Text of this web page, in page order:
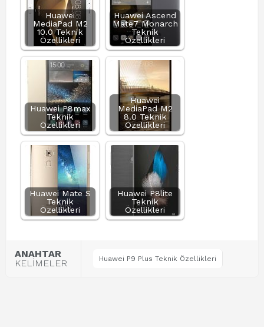
Huawei
MediaPad M2
10.0 Teknik
Özellikleri
Huawei Ascend
Mate7 Monarch
Teknik
Özellikleri
Huawei P8max
Teknik
Özellikleri
Huawei
MediaPad M2
8.0 Teknik
Özellikleri
Huawei Mate S
Teknik
Özellikleri
Huawei P8lite
Teknik
Özellikleri
ANAHTAR
KELİMELER
Huawei P9 Plus Teknik Özellikleri